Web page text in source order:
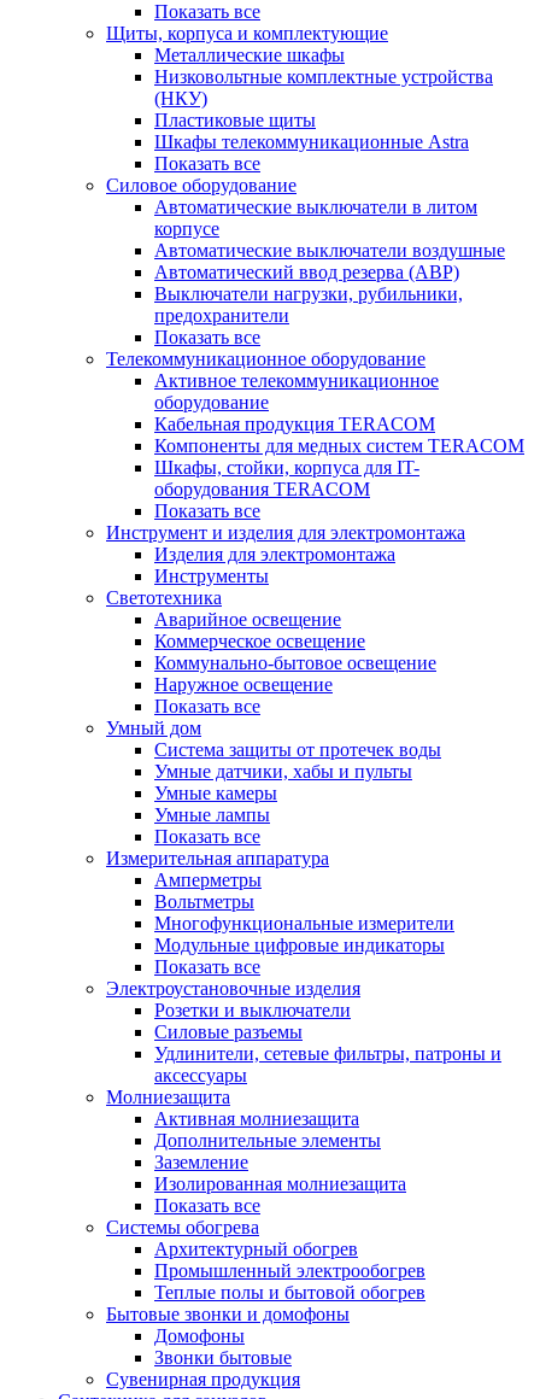
Показать все
Щиты, корпуса и комплектующие
Металлические шкафы
Низковольтные комплектные устройства
(НКУ)
Пластиковые щиты
Шкафы телекоммуникационные Astra
Показать все
Силовое оборудование
Автоматические выключатели в литом
корпусе
Автоматические выключатели воздушные
Автоматический ввод резерва (АВР)
Выключатели нагрузки, рубильники,
предохранители
Показать все
Телекоммуникационное оборудование
Активное телекоммуникационное
оборудование
Кабельная продукция TERACOM
Компоненты для медных систем TERACOM
Шкафы, стойки, корпуса для IT-
оборудования TERACOM
Показать все
Инструмент и изделия для электромонтажа
Изделия для электромонтажа
Инструменты
Светотехника
Аварийное освещение
Коммерческое освещение
Коммунально-бытовое освещение
Наружное освещение
Показать все
Умный дом
Система защиты от протечек воды
Умные датчики, хабы и пульты
Умные камеры
Умные лампы
Показать все
Измерительная аппаратура
Амперметры
Вольтметры
Многофункциональные измерители
Модульные цифровые индикаторы
Показать все
Электроустановочные изделия
Розетки и выключатели
Силовые разъемы
Удлинители, сетевые фильтры, патроны и
аксессуары
Молниезащита
Активная молниезащита
Дополнительные элементы
Заземление
Изолированная молниезащита
Показать все
Системы обогрева
Архитектурный обогрев
Промышленный электрообогрев
Теплые полы и бытовой обогрев
Бытовые звонки и домофоны
Домофоны
Звонки бытовые
Сувенирная продукция